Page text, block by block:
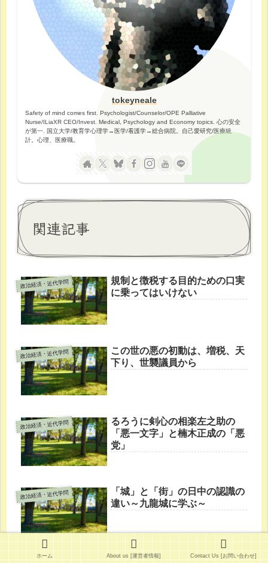
tokeyneale
Safety of mind comes first. Psychologist/Counselor/OPE Palliative
Nurse/ILiaXR CEO/Invest. Medical, Psychology and Economy topics. 心の安全
が第一. 国立大学/教育学心理学→医学/看護学→総合病院。自己愛研究/医療統
計。心理、医療職。
関連記事
政治経済・近代学問
規制と徴税する目的ための口実
に乗ってはいけない
政治経済・近代学問
この世の悪の初動は、増税、天
下り、世襲議員から
政治経済・近代学問
るろうに剣心の相楽左之助の
「悪一文字」と楠木正成の「悪
党」
政治経済・近代学問
「城」と「街」の日中の認識の
違い～九龍城に学ぶ～
ホーム About us [運営者情報] Contact Us [お問い合わせ]